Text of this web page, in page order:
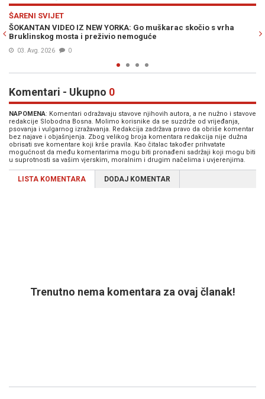
SHOW
"NE DOBIVATE NAJBOLJE OD MENE": Jon Bon Jovi iznenada
prekinuo koncert u New Yorku, nije se osjećao dobro
24. Jul. 2026
Previous
Komentari - Ukupno 0
NAPOMENA: Komentari odražavaju stavove njihovih autora, a ne nužno i stavove
redakcije Slobodna Bosna. Molimo korisnike da se suzdrže od vrijeđanja,
psovanja i vulgarnog izražavanja. Redakcija zadržava pravo da obriše komentar
bez najave i objašnjenja. Zbog velikog broja komentara redakcija nije dužna
obrisati sve komentare koji krše pravila. Kao čitalac također prihvatate
mogućnost da među komentarima mogu biti pronađeni sadržaji koji mogu biti
u suprotnosti sa vašim vjerskim, moralnim i drugim načelima i uvjerenjima.
LISTA KOMENTARA DODAJ KOMENTAR
Trenutno nema komentara za ovaj članak!